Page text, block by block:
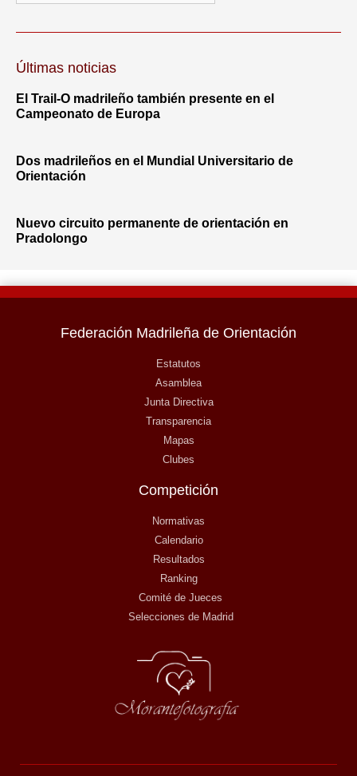
Últimas noticias
El Trail-O madrileño también presente en el
Campeonato de Europa
Dos madrileños en el Mundial Universitario de
Orientación
Nuevo circuito permanente de orientación en
Pradolongo
Federación Madrileña de Orientación
Estatutos
Asamblea
Junta Directiva
Transparencia
Mapas
Clubes
Competición
Normativas
Calendario
Resultados
Ranking
Comité de Jueces
Selecciones de Madrid